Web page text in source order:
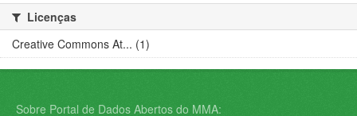
Licenças
Creative Commons At... (1)
Sobre Portal de Dados Abertos do MMA: